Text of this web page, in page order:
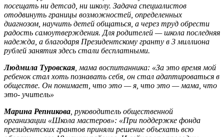
посещать ни детсад, ни школу. Задача специалистов
отодвинуть границы возможностей, определенных
диагнозом, научить детей общаться, а через труд обрести
радость самоутверждения. Для родителей — школа последняя
надежда, а благодаря Президентскому гранту в 3 миллиона
рублей занятия здесь стали бесплатными.
Людмила Туровская , мама воспитанника: «За это время мой
ребенок стал хоть познавать себя, он стал адаптироваться в
обществе. Он понимает, что это — я, что это — мама, что
это- учитель»
Марина Репникова , руководитель общественной
организации «Школа мастеров»: «При поддержке фонда
президентских грантов приняли решение объехать всю